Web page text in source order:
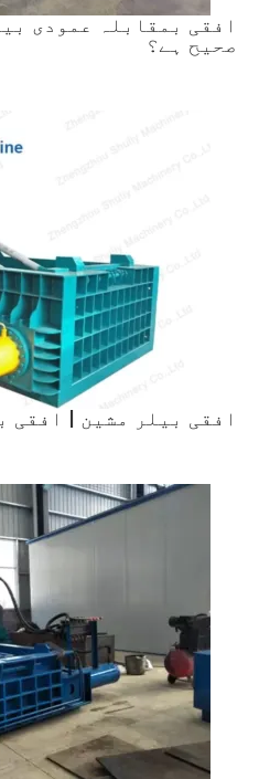
افقی بمقابلہ عمودی
صحیح ہے؟
افقی بیلر مشین | افقی